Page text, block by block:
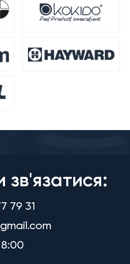
зв'язатися:
79 31